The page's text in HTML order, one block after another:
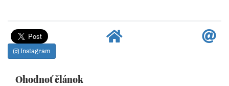
Instagram
Ohodnoť článok